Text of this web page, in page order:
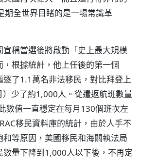
期全世界目睹的是一場常識革
宣稱當選後將啟動「史上最大規模
根據統計，他上任後的第一個
逐了1.1萬名非法移民，對比拜登上
少了約1,000人。從遣返航班數量
數值一直穩定在每月130個班次左
移民資料庫的統計，由於人手不
等原因，美國移民和海關執法局
數量下降到1,000人以下後，不再定